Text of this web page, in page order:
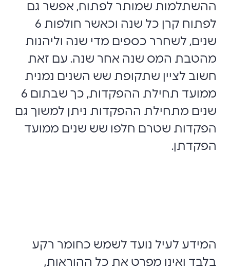
ההשתלמות שמותר לפתוח, אפשר גם
לפתוח קרן כל שנה וכאשר חולפות 6
שנים, לשחרר כספים מדי שנה וליהנות
מהטבת המס שנה אחר שנה. עם זאת
חשוב לציין שתקופת שש השנים נמנית
ממועד תחילת ההפקדות, כך שבתום 6
שנים מתחילת ההפקדות ניתן למשוך גם
הפקדות שטרם חלפו שש שנים ממועד
הפקדתן.
המידע לעיל נועד לשמש כחומר רקע
בלבד ואינו מפרט את כל ההוראות,